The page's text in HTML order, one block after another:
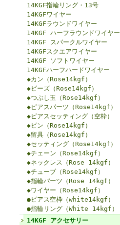
14KGF指輪リング・13号
14KGFワイヤー
14KGFラウンドワイヤー
14KGF ハーフラウンドワイヤー
14KGF スパークルワイヤー
14KGFスクエアワイヤー
14KGF ソフトワイヤー
14KGFハーフハードワイヤー
◆カン（Rose14kgf）
◆ビーズ（Rose14kgf）
◆つぶし玉（Rose14kgf）
◆ピアスパーツ（Rose14kgf）
◆ピアスセッティング（空枠）
◆ピン（Rose14kgf）
◆留具（Rose14kgf）
◆セッティング（Rose14kgf）
◆チェーン（Rose14kgf）
◆ネックレス（Rose 14kgf）
◆チューブ（Rose14kgf）
◆指輪パーツ（Rose 14kgf）
◆ワイヤー（Rose14kgf）
●ピアス空枠（white14kgf）
●指輪リング（White 14kgf）
14KGF アクセサリー